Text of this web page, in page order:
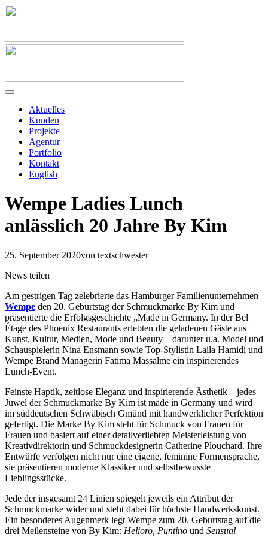
Aktuelles
Kunden
Projekte
Agentur
Portfolio
Kontakt
English
Wempe Ladies Lunch
anlässlich 20 Jahre By Kim
25. September 2020von textschwester
News teilen
Am gestrigen Tag zelebrierte das Hamburger Familienunternehmen
Wempe den 20. Geburtstag der Schmuckmarke By Kim und
präsentierte die Erfolgsgeschichte „Made in Germany. In der Bel
Étage des Phoenix Restaurants erlebten die geladenen Gäste aus
Kunst, Kultur, Medien, Mode und Beauty – darunter u.a. Model und
Schauspielerin Nina Ensmann sowie Top-Stylistin Laila Hamidi und
Wempe Brand Managerin Fatima Massalme ein inspirierendes
Lunch-Event.
Feinste Haptik, zeitlose Eleganz und inspirierende Ästhetik – jedes
Juwel der Schmuckmarke By Kim ist made in Germany und wird
im süddeutschen Schwäbisch Gmünd mit handwerklicher Perfektion
gefertigt. Die Marke By Kim steht für Schmuck von Frauen für
Frauen und basiert auf einer detailverliebten Meisterleistung von
Kreativdirektorin und Schmuckdesignerin Catherine Plouchard. Ihre
Entwürfe verfolgen nicht nur eine eigene, feminine Formensprache,
sie präsentieren moderne Klassiker und selbstbewusste
Lieblingsstücke.
Jede der insgesamt 24 Linien spiegelt jeweils ein Attribut der
Schmuckmarke wider und steht dabei für höchste Handwerkskunst.
Ein besonderes Augenmerk legt Wempe zum 20. Geburtstag auf die
drei Meilensteine von By Kim: Helioro, Puntino und Sensual